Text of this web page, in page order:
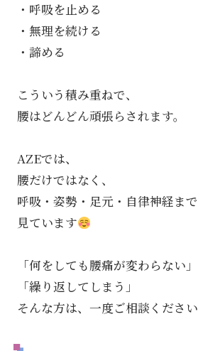
・呼吸を止める
・無理を続ける
・諦める
こういう積み重ねで、
腰はどんどん頑張らされます。
AZEでは、
腰だけではなく、
呼吸・姿勢・足元・自律神経ま
見ています
「何をしても腰痛が変わらない」
「繰り返してしまう」
そんな方は、一度ご相談ください